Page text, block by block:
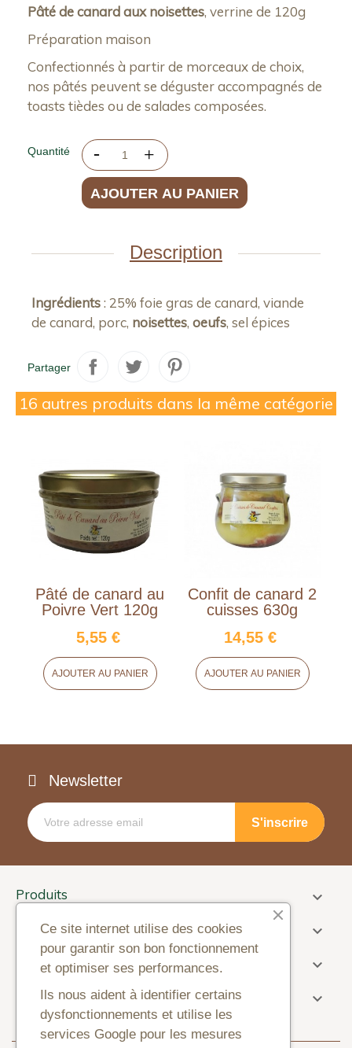
Pâté de canard aux noisettes, verrine de 120g
Préparation maison
Confectionnés à partir de morceaux de choix,
nos pâtés peuvent se déguster accompagnés de
toasts tièdes ou de salades composées.
Quantité
AJOUTER AU PANIER
Description
Ingrédients: 25% foie gras de canard, viande
de canard, porc, noisettes, oeufs, sel épices
Partager
16 autres produits dans la même catégorie
Pâté de canard au
Poivre Vert 120g
5,55 €
AJOUTER AU PANIER
Confit de canard 2
cuisses 630g
14,55 €
AJOUTER AU PANIER
Newsletter
Produits 
Informations 
Paiement 
Information sur la boutique 
Ce site internet utilise des cookies
pour garantir son bon fonctionnement
et optimiser ses performances.
Ils nous aident à identifier certains
dysfonctionnements et utilise les
services Google pour les mesures